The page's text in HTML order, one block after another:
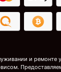
и ремонте